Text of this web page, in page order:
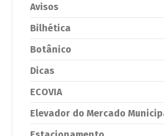
Avisos
Bilhética
Botânico
Dicas
ECOVIA
Elevador do Mercado